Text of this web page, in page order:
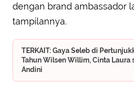
dengan brand ambassador
tampilannya.
TERKAIT: Gaya Seleb di
Tahun Wilsen Willim, Cinta Laura
Andini